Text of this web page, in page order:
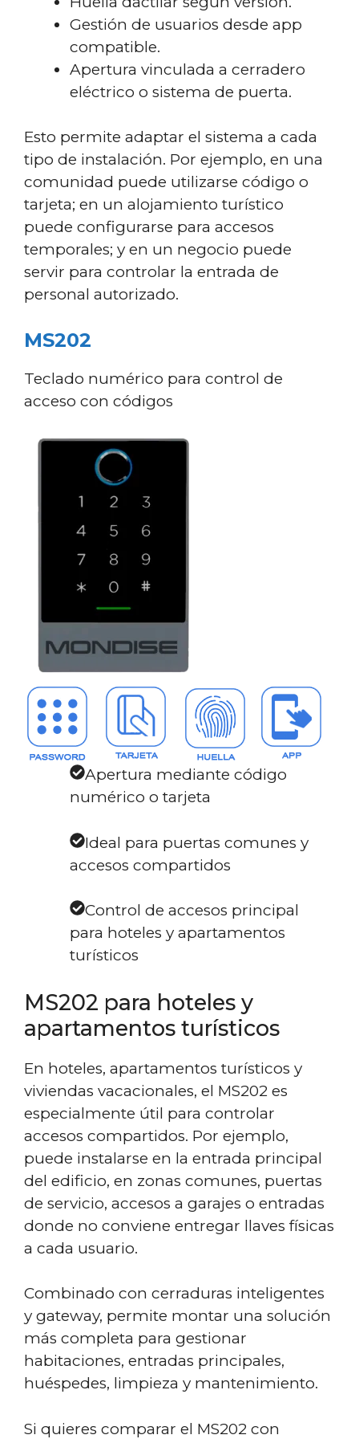
Gestión de usuarios desde app
compatible.
Apertura vinculada a cerradero
eléctrico o sistema de puerta.
Esto permite adaptar el sistema a cada
tipo de instalación. Por ejemplo, en una
comunidad puede utilizarse código o
tarjeta; en un alojamiento turístico
puede configurarse para accesos
temporales; y en un negocio puede
servir para controlar la entrada de
personal autorizado.
MS202
Teclado numérico para control de
acceso con códigos
Apertura mediante código
numérico o tarjeta
Ideal para puertas comunes y
accesos compartidos
Control de accesos principal
para hoteles y apartamentos
turísticos
MS202 para hoteles y
apartamentos turísticos
En hoteles, apartamentos turísticos y
viviendas vacacionales, el MS202 es
especialmente útil para controlar
accesos compartidos. Por ejemplo,
puede instalarse en la entrada principal
del edificio, en zonas comunes, puertas
de servicio, accesos a garajes o entradas
donde no conviene entregar llaves físicas
a cada usuario.
Combinado con cerraduras inteligentes
y gateway, permite montar una solución
más completa para gestionar
habitaciones, entradas principales,
huéspedes, limpieza y mantenimiento.
Si quieres comparar el MS202 con